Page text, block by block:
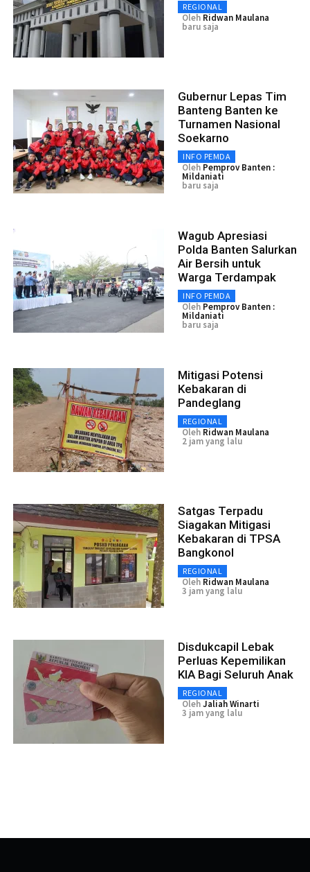
REGIONAL
Oleh Ridwan Maulana
baru saja
Gubernur Lepas Tim
Banteng Banten ke
Turnamen Nasional
Soekarno
INFO PEMDA
Oleh Pemprov Banten :
Mildaniati
baru saja
Wagub Apresiasi
Polda Banten Salurkan
Air Bersih untuk
Warga Terdampak
INFO PEMDA
Oleh Pemprov Banten :
Mildaniati
baru saja
Mitigasi Potensi
Kebakaran di
Pandeglang
REGIONAL
Oleh Ridwan Maulana
2 jam yang lalu
Satgas Terpadu
Siagakan Mitigasi
Kebakaran di TPSA
Bangkonol
REGIONAL
Oleh Ridwan Maulana
3 jam yang lalu
Disdukcapil Lebak
Perluas Kepemilikan
KIA Bagi Seluruh Anak
REGIONAL
OlehJaliah Winarti
3 jam yang lalu